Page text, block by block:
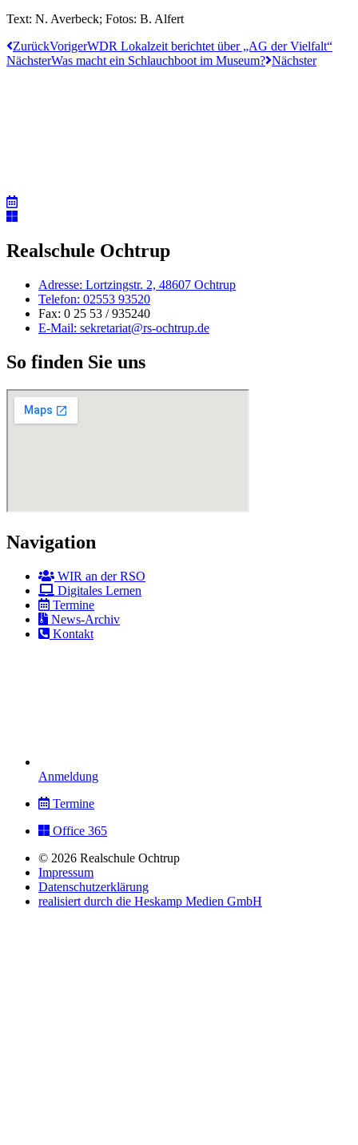
Text: N. Averbeck; Fotos: B. Alfert
ZurückVorigerWDR Lokalzeit berichtet über „AG der Vielfalt“
NächsterWas macht ein Schlauchboot im Museum? Nächster
Realschule Ochtrup
Adresse: Lortzingstr. 2, 48607 Ochtrup
Telefon: 02553 93520
Fax: 0 25 53 / 935240
E-Mail: sekretariat@rs-ochtrup.de
So finden Sie uns
Navigation
WIR an der RSO
Digitales Lernen
Termine
News-Archiv
Kontakt
Anmeldung
Termine
Office 365
© 2026 Realschule Ochtrup
Impressum
Datenschutzerklärung
realisiert durch die Heskamp Medien GmbH